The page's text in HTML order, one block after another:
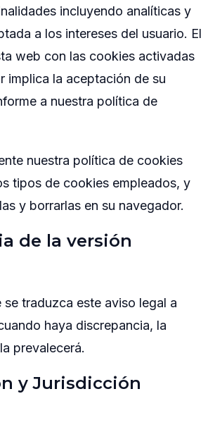
incluyendo analíticas y
a los intereses del usuario. El
web con las cookies activadas
implica la aceptación de su
a nuestra política de
nuestra política de cookies
tipos de cookies empleados, y
y borrarlas en su navegador.
de la versión
se traduzca este aviso legal a
haya discrepancia, la
prevalecerá.
y Jurisdicción